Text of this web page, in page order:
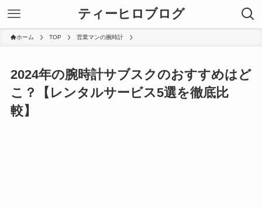
ティーヒロブログ
ホーム TOP 営業マンの腕時計
2024年の腕時計サブスクのおすすめはど
こ？【レンタルサービス5選を徹底比
較】